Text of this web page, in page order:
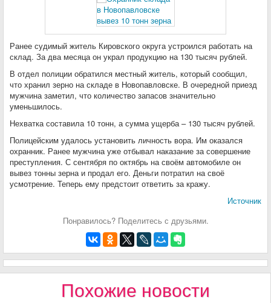
Ранее судимый житель Кировского округа устроился работать на
склад. За два месяца он украл продукцию на 130 тысяч рублей.
В отдел полиции обратился местный житель, который сообщил,
что хранил зерно на складе в Новопавловске. В очередной приезд
мужчина заметил, что количество запасов значительно
уменьшилось.
Нехватка составила 10 тонн, а сумма ущерба – 130 тысяч рублей.
Полицейским удалось установить личность вора. Им оказался
охранник. Ранее мужчина уже отбывал наказание за совершение
преступления. С сентября по октябрь на своём автомобиле он
вывез тонны зерна и продал его. Деньги потратил на своё
усмотрение. Теперь ему предстоит ответить за кражу.
Источник
Понравилось? Поделитесь с друзьями.
Похожие новости